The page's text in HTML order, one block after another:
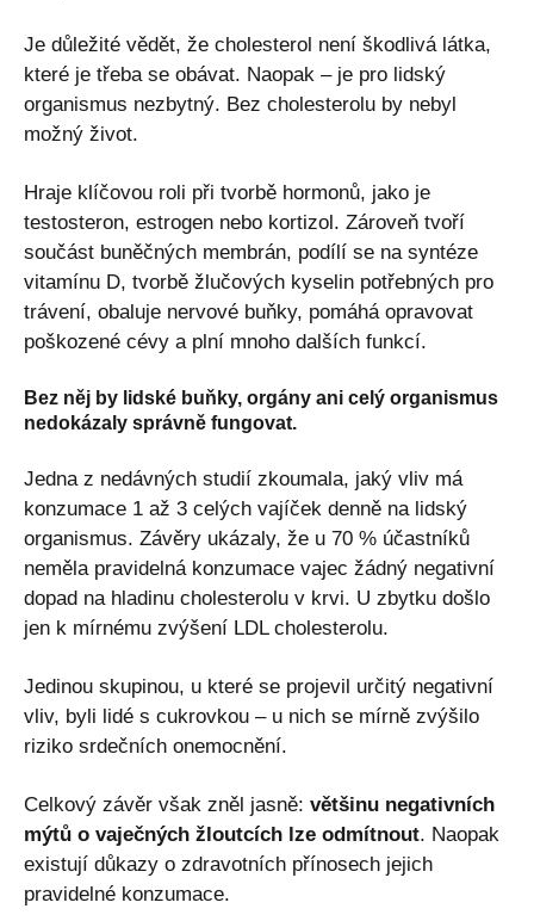
Je důležité vědět, že cholesterol není škodlivá látka,
které je třeba se obávat. Naopak – je pro lidský
organismus nezbytný. Bez cholesterolu by nebyl
možný život.
Hraje klíčovou roli při tvorbě hormonů, jako je
testosteron, estrogen nebo kortizol. Zároveň tvoří
součást buněčných membrán, podílí se na syntéze
vitamínu D, tvorbě žlučových kyselin potřebných pro
trávení, obaluje nervové buňky, pomáhá opravovat
poškozené cévy a plní mnoho dalších funkcí.
Bez něj by lidské buňky, orgány ani celý organismus
nedokázaly správně fungovat.
Jedna z nedávných studií zkoumala, jaký vliv má
konzumace 1 až 3 celých vajíček denně na lidský
organismus. Závěry ukázaly, že u 70 % účastníků
neměla pravidelná konzumace vajec žádný negativní
dopad na hladinu cholesterolu v krvi. U zbytku došlo
jen k mírnému zvýšení LDL cholesterolu.
Jedinou skupinou, u které se projevil určitý negativní
vliv, byli lidé s cukrovkou – u nich se mírně zvýšilo
riziko srdečních onemocnění.
Celkový závěr však zněl jasně: většinu negativních
mýtů o vaječných žloutcích lze odmítnout. Naopak
existují důkazy o zdravotních přínosech jejich
pravidelné konzumace.